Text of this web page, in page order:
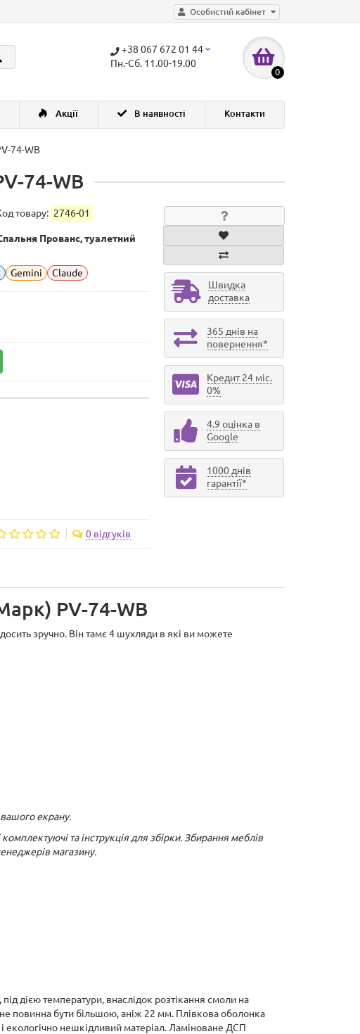
Особистий кабінет
+38 067 672 01 44
Пн.-Сб. 11.00-19.00
0
Акції В наявності Контакти
74-WB
74-WB
товару: 2746-01
Прованс, туалетний
Gemini Claude
0 відгуків
Швидка
доставка
365 днів на
повернення*
Кредит 24 міс.
0%
4.9 оцінка в
Google
1000 днів
гарантії*
PV-74-WB
зручно. Він тамє 4 шухляди в які ви можете
екрану.
та інструкція для збірки. Збирання меблів
магазину.
дією температури, внаслідок розтікання смоли на
повинна бути більшою, аніж 22 мм. Плівкова оболонка
екологічно нешкідливий матеріал. Ламіноване ДСП